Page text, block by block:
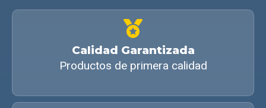
Calidad Garantizada
Productos de primera calidad